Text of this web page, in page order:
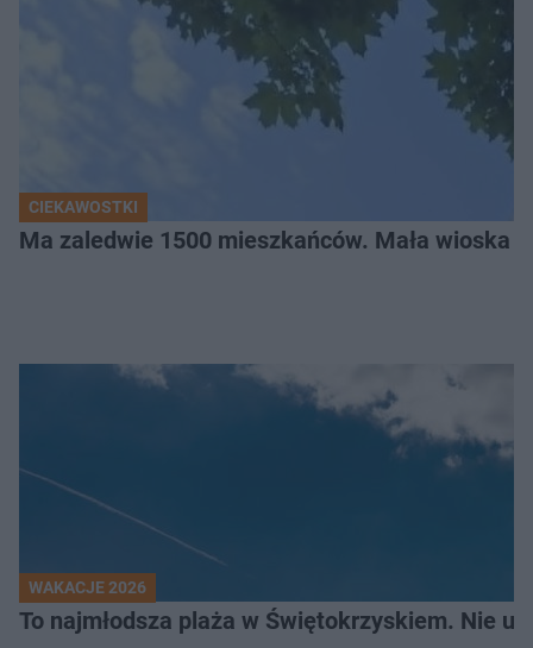
CIEKAWOSTKI
Ma zaledwie 1500 mieszkańców. Mała wioska
WAKACJE 2026
To najmłodsza plaża w Świętokrzyskiem. Nie